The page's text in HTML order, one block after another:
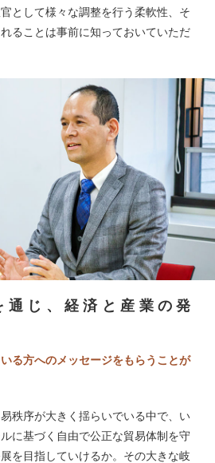
として様々な調整を行う柔軟性、そ
ることは事前に知っておいていただ
通じ、経済と産業の発
る方へのメッセージをもらうことが
秩序が大きく揺らいでいる中で、い
に基づく自由で公正な貿易体制を守
を目指していけるか。その大きな岐